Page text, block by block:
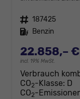
Fahrzeugnr. 187425
Kraftstoff Benzin
22.858,– €
incl. 19% MwSt.
Verbrauch
CO2-Klasse: D
CO2-